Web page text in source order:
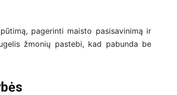
pagerinti maisto pasisavinimą ir
žmonių pastebi, kad pabunda be